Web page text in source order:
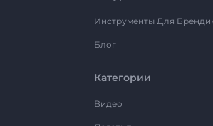
Инструменты Для
Блог
Категории
Видео